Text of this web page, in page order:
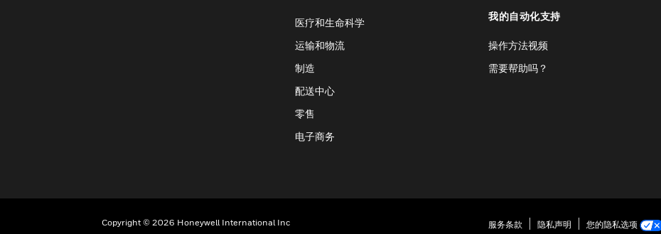
医疗和生命科学
运输和物流
制造
配送中心
零售
电子商务
我的自动化支持
操作方法视频
需要帮助吗？
Copyright © 2026 Honeywell International Inc 服务条款 隐私声明 您的隐私选项